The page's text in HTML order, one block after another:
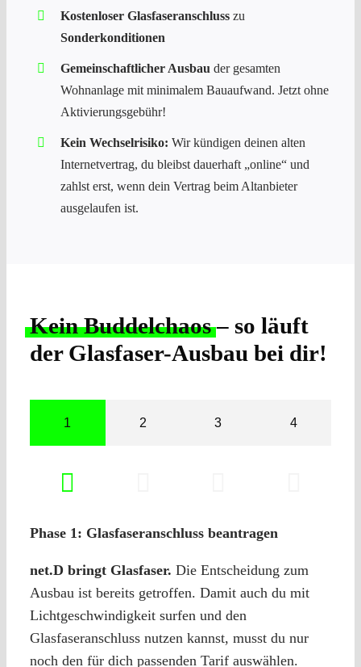
Kostenloser Glasfaseranschluss zu
Sonderkonditionen
Gemeinschaftlicher Ausbau der gesamten
Wohnanlage mit minimalem Bauaufwand. Jetzt ohne
Aktivierungsgebühr!
Kein Wechselrisiko: Wir kündigen deinen alten
Internetvertrag, du bleibst dauerhaft „online“ und
zahlst erst, wenn dein Vertrag beim Altanbieter
ausgelaufen ist.
Kein Buddelchaos– so läuft
der Glasfaser-Ausbau bei dir!
1 2 3 4
Phase 1: Glasfaseranschluss beantragen
net.D bringt Glasfaser. Die Entscheidung zum
Ausbau ist bereits getroffen. Damit auch du mit
Lichtgeschwindigkeit surfen und den
Glasfaseranschluss nutzen kannst, musst du nur
noch den für dich passenden Tarif auswählen.